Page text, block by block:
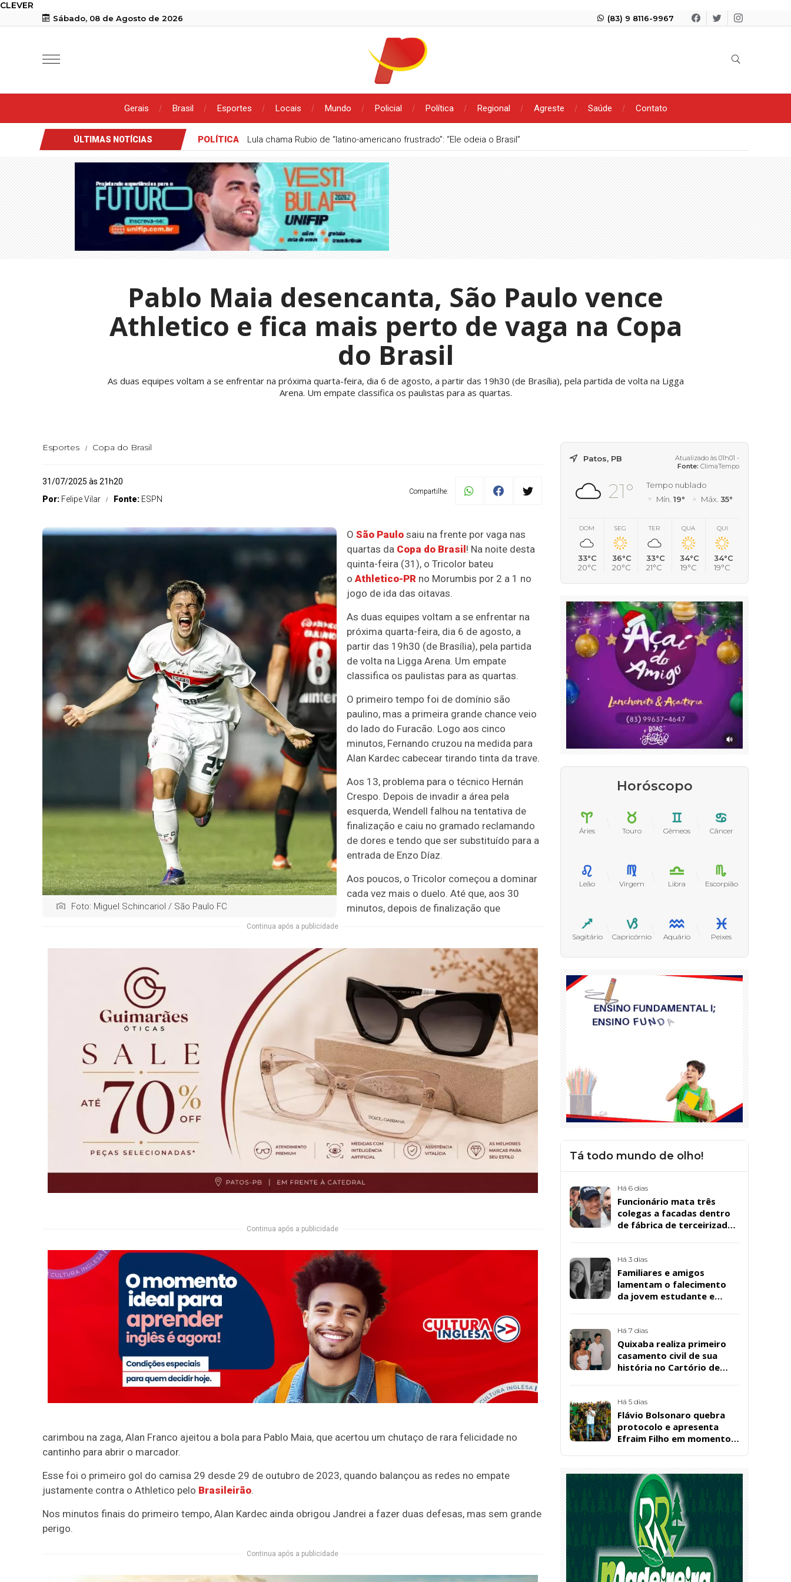
CLEVER
Sábado, 08 de Agosto de 2026 (83) 9 8116-9967
Gerais Brasil Esportes Locais Mundo Policial Política Regional Agreste Saúde Contato
ÚLTIMAS NOTÍCIAS POLÍTICA Lula chama Rubio de “latino-americano frustrado”: “Ele odeia o Brasil”
Pablo Maia desencanta, São Paulo vence
Athletico e fica mais perto de vaga na Copa
do Brasil
As duas equipes voltam a se enfrentar na próxima quarta-feira, dia 6 de agosto, a partir das 19h30 (de Brasília), pela partida de volta na Ligga
Arena. Um empate classifica os paulistas para as quartas.
Esportes Copa do Brasil
31/07/2025 às 21h20
Por: Felipe Vilar Fonte: ESPN
Compartilhe:
Foto: Miguel Schincariol / São Paulo FC
O São Paulo saiu na frente por vaga nas
quartas da Copa do Brasil ! Na noite desta
quinta-feira (31), o Tricolor bateu
o Athletico-PR no Morumbis por 2 a 1 no
jogo de ida das oitavas.
Continua após a publicidade
As duas equipes voltam a se enfrentar na
próxima quarta-feira, dia 6 de agosto, a
partir das 19h30 (de Brasília), pela partida
de volta na Ligga Arena. Um empate
classifica os paulistas para as quartas.
O primeiro tempo foi de domínio são
paulino, mas a primeira grande chance veio
do lado do Furacão. Logo aos cinco
minutos, Fernando cruzou na medida para
Alan Kardec cabecear tirando tinta da trave.
Aos 13, problema para o técnico Hernán
Crespo. Depois de invadir a área pela
esquerda, Wendell falhou na tentativa de
finalização e caiu no gramado reclamando
de dores e tendo que ser substituído para a
entrada de Enzo Díaz.
Continua após a publicidade
Aos poucos, o Tricolor começou a dominar
cada vez mais o duelo. Até que, aos 30
minutos, depois de finalização que
carimbou na zaga, Alan Franco ajeitou a bola para Pablo Maia, que acertou um chutaço de rara felicidade no
cantinho para abrir o marcador.
Esse foi o primeiro gol do camisa 29 desde 29 de outubro de 2023, quando balançou as redes no empate
justamente contra o Athletico pelo Brasileirão.
Nos minutos finais do primeiro tempo, Alan Kardec ainda obrigou Jandrei a fazer duas defesas, mas sem grande
perigo.
Continua após a publicidade
Patos, PB
Atualizado às 01h01 -
Fonte: ClimaTempo
21°
Tempo nublado
Mín. 19° Máx. 35°
DOM
33°C
20°C
SEG
36°C
20°C
TER
33°C
21°C
QUA
34°C
19°C
QUI
34°C
19°C
Horóscopo
Áries Touro Gêmeos Câncer
Leão Virgem Libra Escorpião
Sagitário Capricórnio Aquário Peixes
Tá todo mundo de olho!
Há 6 dias
Funcionário mata três
colegas a facadas dentro
de fábrica de terceirizada
Há 3 dias
Familiares e amigos
lamentam o falecimento
da jovem estudante e
Santos, em Patos
Há 7 dias
Quixaba realiza primeiro
casamento civil de sua
história no Cartório de
Há 5 dias
Flávio Bolsonaro quebra
protocolo e apresenta
Efraim Filho em momento